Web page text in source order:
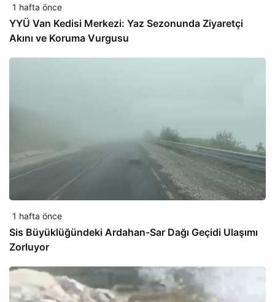
1 hafta önce
YYÜ Van Kedisi Merkezi: Yaz Sezonunda Ziyaretçi
Akını ve Koruma Vurgusu
1 hafta önce
Sis Büyüklüğündeki Ardahan-Sar Dağı Geçidi Ulaşımı
Zorluyor